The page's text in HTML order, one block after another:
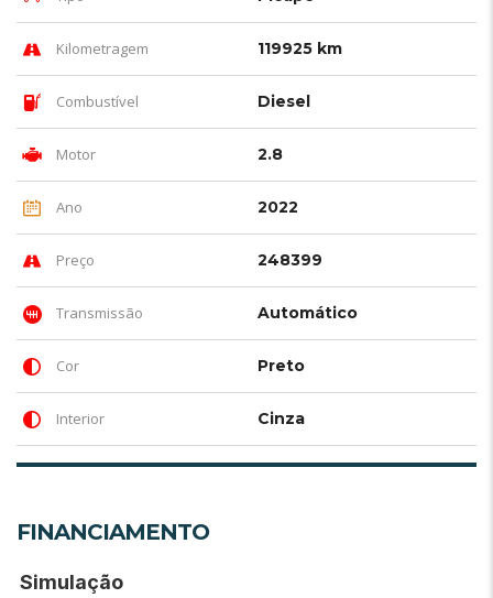
Kilometragem 119925 km
Combustível Diesel
Motor 2.8
Ano 2022
Preço 248399
Transmissão Automático
Cor Preto
Interior Cinza
FINANCIAMENTO